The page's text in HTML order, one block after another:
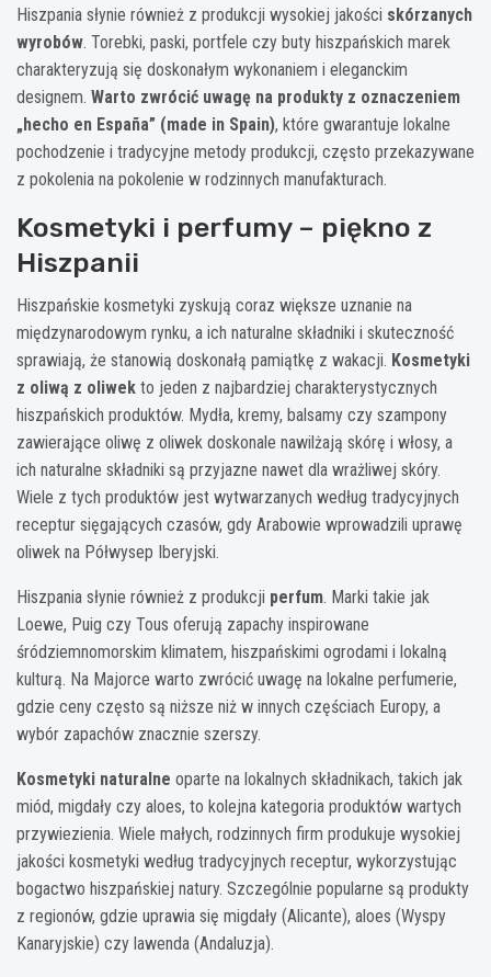
Hiszpania słynie również z produkcji wysokiej jakości skórzanych
wyrobów. Torebki, paski, portfele czy buty hiszpańskich marek
charakteryzują się doskonałym wykonaniem i eleganckim
designem. Warto zwrócić uwagę na produkty z oznaczeniem
„hecho en España” (made in Spain), które gwarantuje lokalne
pochodzenie i tradycyjne metody produkcji, często przekazywane
z pokolenia na pokolenie w rodzinnych manufakturach.
Kosmetyki i perfumy – piękno z
Hiszpanii
Hiszpańskie kosmetyki zyskują coraz większe uznanie na
międzynarodowym rynku, a ich naturalne składniki i skuteczność
sprawiają, że stanowią doskonałą pamiątkę z wakacji. Kosmetyki
z oliwą z oliwek to jeden z najbardziej charakterystycznych
hiszpańskich produktów. Mydła, kremy, balsamy czy szampony
zawierające oliwę z oliwek doskonale nawilżają skórę i włosy, a
ich naturalne składniki są przyjazne nawet dla wrażliwej skóry.
Wiele z tych produktów jest wytwarzanych według tradycyjnych
receptur sięgających czasów, gdy Arabowie wprowadzili uprawę
oliwek na Półwysep Iberyjski.
Hiszpania słynie również z produkcji perfum. Marki takie jak
Loewe, Puig czy Tous oferują zapachy inspirowane
śródziemnomorskim klimatem, hiszpańskimi ogrodami i lokalną
kulturą. Na Majorce warto zwrócić uwagę na lokalne perfumerie,
gdzie ceny często są niższe niż w innych częściach Europy, a
wybór zapachów znacznie szerszy.
Kosmetyki naturalne oparte na lokalnych składnikach, takich jak
miód, migdały czy aloes, to kolejna kategoria produktów wartych
przywiezienia. Wiele małych, rodzinnych firm produkuje wysokiej
jakości kosmetyki według tradycyjnych receptur, wykorzystując
bogactwo hiszpańskiej natury. Szczególnie popularne są produkty
z regionów, gdzie uprawia się migdały (Alicante), aloes (Wyspy
Kanaryjskie) czy lawenda (Andaluzja).